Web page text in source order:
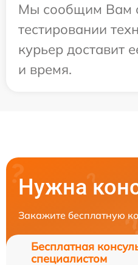
Мы сообщим Вам
тестировании
курьер доставит
и время.
Нужна
Закажите бесплатную
Бесплатная
специалистом